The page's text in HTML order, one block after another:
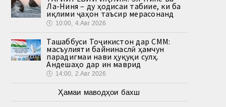
Ла-Ниня – ду ҳодисаи табиие, ки ба
иқлими ҷаҳон таъсир мерасонанд
🕔 10:00, 4.Авг 2026
Ташаббуси Тоҷикистон дар СММ:
масъулияти байнинаслӣ ҳамчун
парадигмаи нави ҳуқуқи сулҳ.
Андешаҳо дар ин маврид
🕔 14:00, 2.Авг 2026
Ҳамаи маводҳои бахш